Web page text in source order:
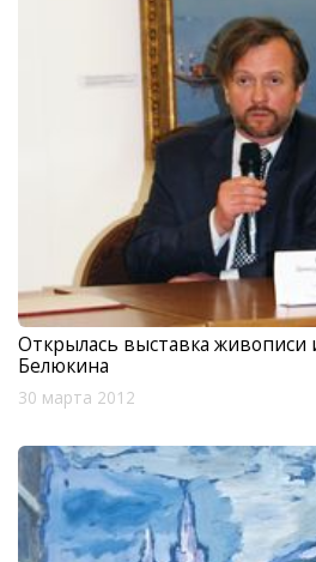
Открылась выставка
Белюкина
30 марта 2012